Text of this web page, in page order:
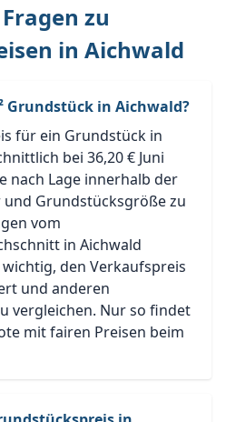
zu
in Aichwald
Grundstück in Aichwald?
für ein Grundstück in
bei 36,20 € Juni
nach Lage innerhalb der
Grundstücksgröße zu
vom
in Aichwald
den Verkaufspreis
und anderen
vergleichen. Nur so findet
mit fairen Preisen beim